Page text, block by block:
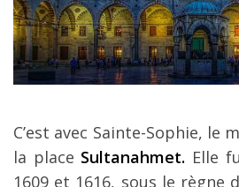
C’est avec Sainte-Sophie, le
la place Sultanahmet. Elle
1609 et 1616, sous le règne